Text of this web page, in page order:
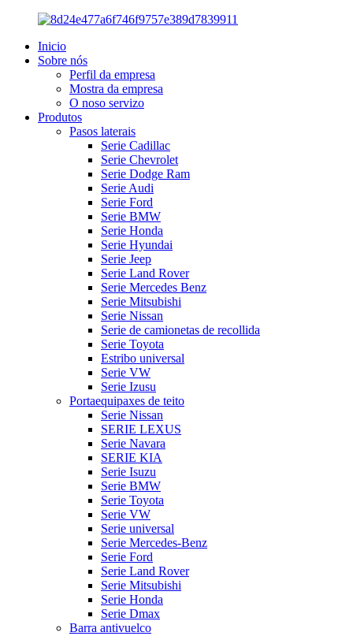
Inicio
Sobre nós
Perfil da empresa
Mostra da empresa
O noso servizo
Produtos
Pasos laterais
Serie Cadillac
Serie Chevrolet
Serie Dodge Ram
Serie Audi
Serie Ford
Serie BMW
Serie Honda
Serie Hyundai
Serie Jeep
Serie Land Rover
Serie Mercedes Benz
Serie Mitsubishi
Serie Nissan
Serie de camionetas de recollida
Serie Toyota
Estribo universal
Serie VW
Serie Izusu
Portaequipaxes de teito
Serie Nissan
SERIE LEXUS
Serie Navara
SERIE KIA
Serie Isuzu
Serie BMW
Serie Toyota
Serie VW
Serie universal
Serie Mercedes-Benz
Serie Ford
Serie Land Rover
Serie Mitsubishi
Serie Honda
Serie Dmax
Barra antivuelco